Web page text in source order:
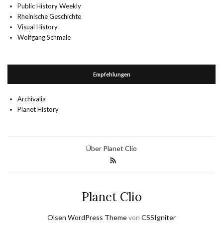
Public History Weekly
Rheinische Geschichte
Visual History
Wolfgang Schmale
Empfehlungen
Archivalia
Planet History
Über Planet Clio
Planet Clio
Olsen WordPress Themevon CSSIgniter